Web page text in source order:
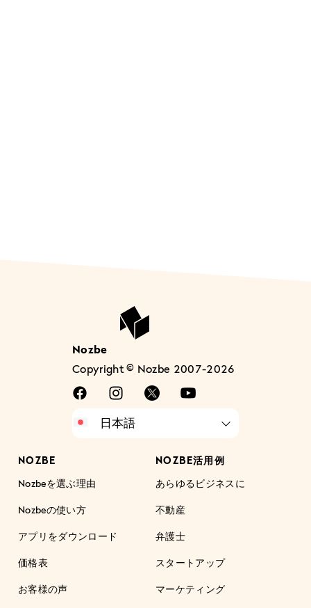
Nozbe
Copyright © Nozbe 2007-2026
NOZBE
Nozbeを選ぶ理由
Nozbeの使い方
アプリをダウンロード
価格表
お客様の声
NOZBE活用例
あらゆるビジネスに
不動産
弁護士
スタートアップ
マーケティング